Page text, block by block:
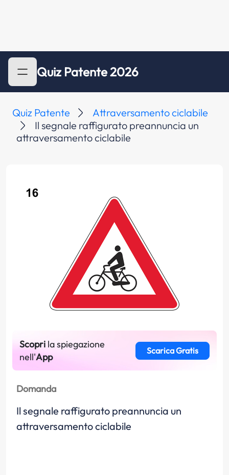
Quiz Patente 2026
Quiz Patente
Attraversamento ciclabile
Il segnale raffigurato preannuncia un
attraversamento ciclabile
Scopri la spiegazione
nell'App
Scarica Gratis
Domanda
Il segnale raffigurato preannuncia un
attraversamento ciclabile